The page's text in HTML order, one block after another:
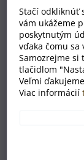
Stačí odkliknúť
vám ukážeme
poskytnutým
vďaka čomu sa
Samozrejme si
tlačidlom
Veľmi
Viac informácií